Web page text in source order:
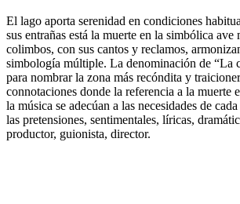
El lago aporta serenidad en condiciones
sus entrañas está la muerte en la simbólica ave
colimbos, con sus cantos y reclamos,
simbología múltiple. La denominación de “La
para nombrar la zona más recóndita y
connotaciones donde la referencia a la muerte
la música se adecúan a las necesidades de
las pretensiones, sentimentales, líricas,
productor, guionista, director.